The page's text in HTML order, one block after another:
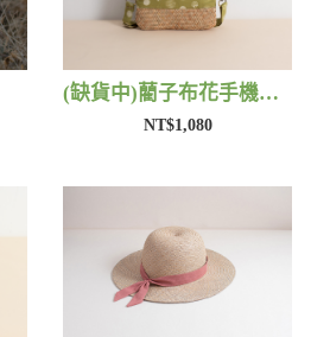
(缺貨中)藺子布花手機包 | 藺子
NT$1,080